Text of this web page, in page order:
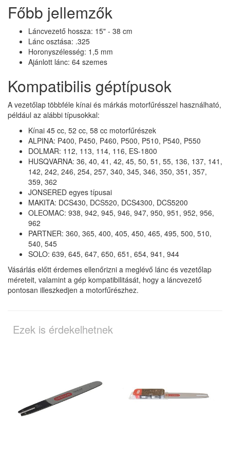
Főbb jellemzők
Láncvezető hossza: 15" - 38 cm
Lánc osztása: .325
Horonyszélesség: 1,5 mm
Ajánlott lánc: 64 szemes
Kompatibilis géptípusok
A vezetőlap többféle kínai és márkás motorfűrésszel használható,
például az alábbi típusokkal:
Kínai 45 cc, 52 cc, 58 cc motorfűrészek
ALPINA: P400, P450, P460, P500, P510, P540, P550
DOLMAR: 112, 113, 114, 116, ES-1800
HUSQVARNA: 36, 40, 41, 42, 45, 50, 51, 55, 136, 137, 141,
142, 242, 246, 254, 257, 340, 345, 346, 350, 351, 357,
359, 362
JONSERED egyes típusai
MAKITA: DCS430, DCS520, DCS4300, DCS5200
OLEOMAC: 938, 942, 945, 946, 947, 950, 951, 952, 956,
962
PARTNER: 360, 365, 400, 405, 450, 465, 495, 500, 510,
540, 545
SOLO: 639, 645, 647, 650, 651, 654, 941, 944
Vásárlás előtt érdemes ellenőrizni a meglévő lánc és vezetőlap
méreteit, valamint a gép kompatibilitását, hogy a láncvezető
pontosan illeszkedjen a motorfűrészhez.
Ezek is érdekelhetnek